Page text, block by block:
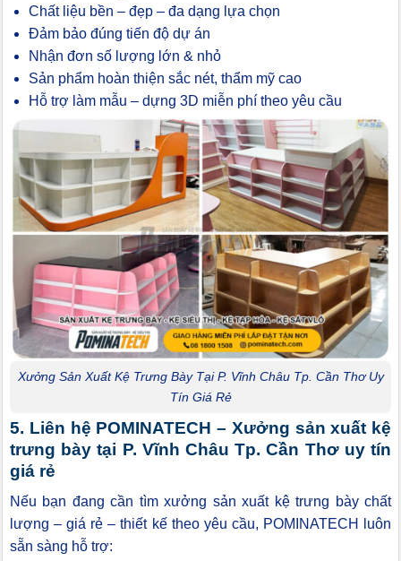
Chất liệu bền – đẹp – đa dạng lựa chọn
Đảm bảo đúng tiến độ dự án
Nhận đơn số lượng lớn & nhỏ
Sản phẩm hoàn thiện sắc nét, thẩm mỹ cao
Hỗ trợ làm mẫu – dựng 3D miễn phí theo yêu cầu
Xưởng Sản Xuất Kệ Trưng Bày Tại P. Vĩnh Châu Tp. Cần Thơ Uy
Tín Giá Rẻ
5. Liên hệ POMINATECH – Xưởng sản xuất kệ
trưng bày tại P. Vĩnh Châu Tp. Cần Thơ uy tín
giá rẻ
Nếu bạn đang cần tìm xưởng sản xuất kệ trưng bày chất
lượng – giá rẻ – thiết kế theo yêu cầu, POMINATECH luôn
sẵn sàng hỗ trợ: